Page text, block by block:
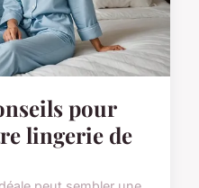
pour
lingerie de